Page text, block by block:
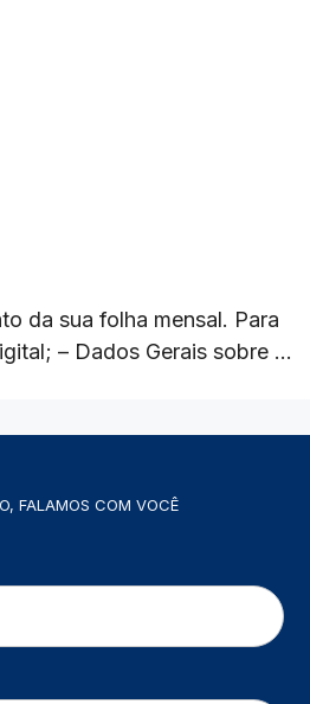
da sua folha mensal. Para
– Dados Gerais sobre …
FALAMOS COM VOCÊ